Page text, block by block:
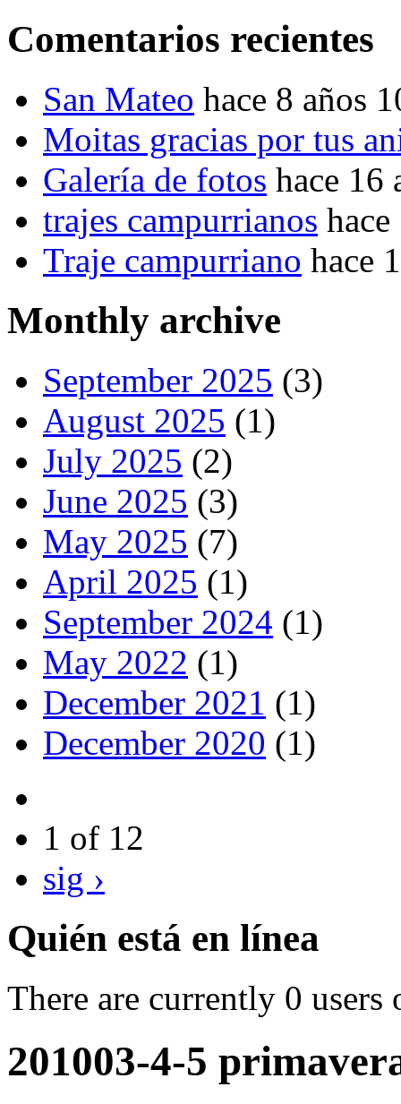
Comentarios recientes
San Mateo hace 8 años
Moitas gracias por tus
Galería de fotos hace 16
trajes campurrianos
Traje campurriano hace
Monthly archive
September 2025 (3)
August 2025 (1)
July 2025 (2)
June 2025 (3)
May 2025 (7)
April 2025 (1)
September 2024 (1)
May 2022 (1)
December 2021 (1)
December 2020 (1)
1 of 12
sig ›
Quién está en línea
There are currently 0 users
201003-4-5